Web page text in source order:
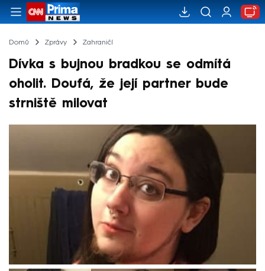
Domů Zprávy Zahraničí
Dívka s bujnou bradkou se odmítá
oholit. Doufá, že její partner bude
strniště milovat